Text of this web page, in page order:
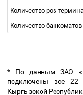
Количество pos-
Количество банкоматов
* По данным ЗАО
подключены все 22
Кыргызской